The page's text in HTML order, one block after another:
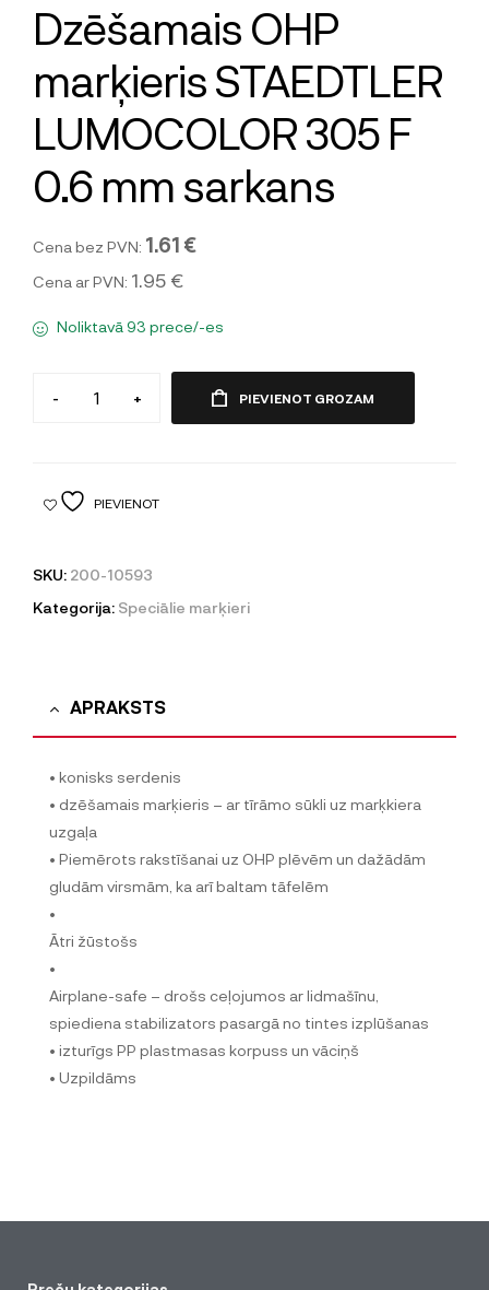
Dzēšamais OHP
marķieris STAEDTLER
LUMOCOLOR 305 F
0.6 mm sarkans
Cena bez PVN: 1.61 €
Cena ar PVN: 1.95 €
Noliktavā 93 prece/-es
- + PIEVIENOT GROZAM
PIEVIENOT
SKU: 200-10593
Kategorija: Speciālie marķieri
APRAKSTS
• konisks serdenis
• dzēšamais marķieris – ar tīrāmo sūkli uz marķkiera
uzgaļa
• Piemērots rakstīšanai uz OHP plēvēm un dažādām
gludām virsmām, ka arī baltam tāfelēm
•
Ātri žūstošs
•
Airplane-safe – drošs ceļojumos ar lidmašīnu,
spiediena stabilizators pasargā no tintes izplūšanas
• izturīgs PP plastmasas korpuss un vāciņš
• Uzpildāms